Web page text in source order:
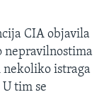
CIA objavila
nepravilnostima
nekoliko istraga
tim se